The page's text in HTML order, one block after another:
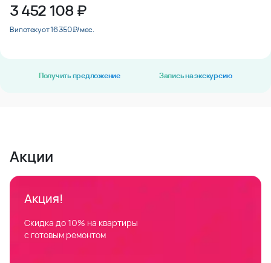
3 452 108 ₽
В ипотеку от 16 350 ₽/мес.
Получить предложение Запись на экскурсию
Акции
Акция!
Скидка до 10% на квартиры
с готовым ремонтом